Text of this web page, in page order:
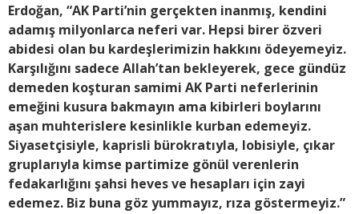
Erdoğan, “AK Parti’nin gerçekten inanmış, kendini
adamış milyonlarca neferi var. Hepsi birer özveri
abidesi olan bu kardeşlerimizin hakkını ödeyemeyiz.
Karşılığını sadece Allah’tan bekleyerek, gece gündüz
demeden koşturan samimi AK Parti neferlerinin
emeğini kusura bakmayın ama kibirleri boylarını
aşan muhterislere kesinlikle kurban edemeyiz.
Siyasetçisiyle, kaprisli bürokratıyla, lobisiyle, çıkar
gruplarıyla kimse partimize gönül verenlerin
fedakarlığını şahsi heves ve hesapları için zayi
edemez. Biz buna göz yummayız, rıza göstermeyiz.”